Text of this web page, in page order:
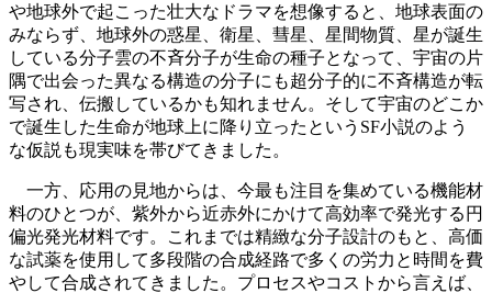
や地球外で起こった壮大なドラマを想像すると、地球表面の
みならず、地球外の惑星、衛星、彗星、星間物質、星が誕生
している分子雲の不斉分子が生命の種子となって、宇宙の片
隅で出会った異なる構造の分子にも超分子的に不斉構造が転
写され、伝搬しているかも知れません。そして宇宙のどこか
で誕生した生命が地球上に降り立ったというSF小説のよう
な仮説も現実味を帯びてきました。
一方、応用の見地からは、今最も注目を集めている機能材
料のひとつが、紫外から近赤外にかけて高効率で発光する円
偏光発光材料です。これまでは精緻な分子設計のもと、高価
な試薬を使用して多段階の合成経路で多くの労力と時間を費
やして合成されてきました。プロセスやコストから言えば、